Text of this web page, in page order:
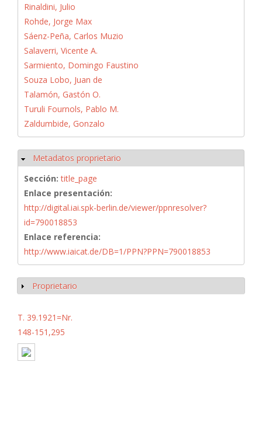
Rinaldini, Julio
Rohde, Jorge Max
Sáenz-Peña, Carlos Muzio
Salaverri, Vicente A.
Sarmiento, Domingo Faustino
Souza Lobo, Juan de
Talamón, Gastón O.
Turuli Fournols, Pablo M.
Zaldumbide, Gonzalo
Ocultar
Metadatos proprietario
Sección:title_page
Enlace presentación:
http://digital.iai.spk-berlin.de/viewer/ppnresolver?
id=790018853
Enlace referencia:
http://www.iaicat.de/DB=1/PPN?PPN=790018853
Mostrar
Proprietario
T. 39.1921=Nr.
148-151,295